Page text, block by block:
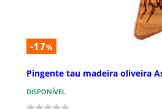
-17%
Pingente tau madeira oliveira
DISPONÍVEL